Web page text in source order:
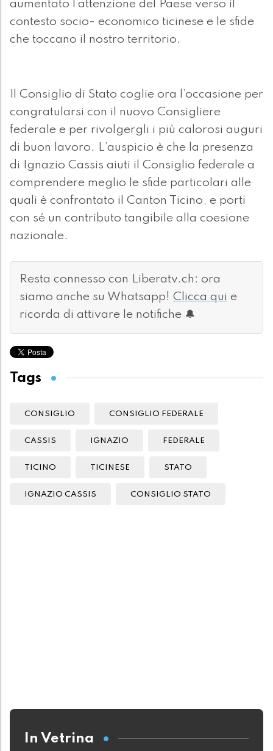
aumentato l’attenzione del Paese verso il
contesto socio- economico ticinese e le sfide
che toccano il nostro territorio.
Il Consiglio di Stato coglie ora l’occasione per
congratularsi con il nuovo Consigliere
federale e per rivolgergli i più calorosi auguri
di buon lavoro. L’auspicio è che la presenza
di Ignazio Cassis aiuti il Consiglio federale a
comprendere meglio le sfide particolari alle
quali è confrontato il Canton Ticino, e porti
con sé un contributo tangibile alla coesione
nazionale.
Resta connesso con Liberatv.ch: ora
siamo anche su Whatsapp! Clicca qui e
ricorda di attivare le notifiche 🔔
Tags
CONSIGLIO CONSIGLIO FEDERALE
CASSIS IGNAZIO FEDERALE
TICINO TICINESE STATO
IGNAZIO CASSIS CONSIGLIO STATO
In Vetrina